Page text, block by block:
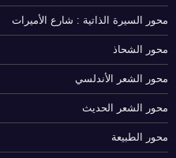
محور السيرة الذاتية : شارع الأميرات
محور الشحاذ
محور الشعر الأندلسي
محور الشعر الحديث
محور الطبيعة